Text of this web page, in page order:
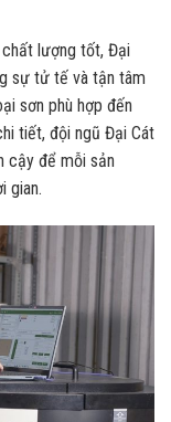
chất lượng tốt, Đại
sự tử tế và tận tâm
sơn phù hợp đến
tiết, đội ngũ Đại Cát
cậy để mỗi sản
gian.